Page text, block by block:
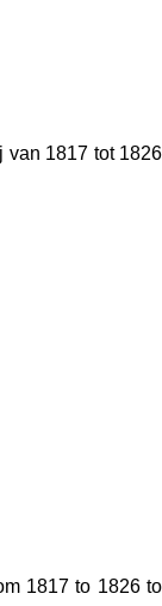
van 1817 tot 1826
1817 to 1826 to